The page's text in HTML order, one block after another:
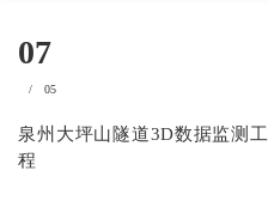
07
/ 05
泉州大坪山隧道3D数据监测工
程